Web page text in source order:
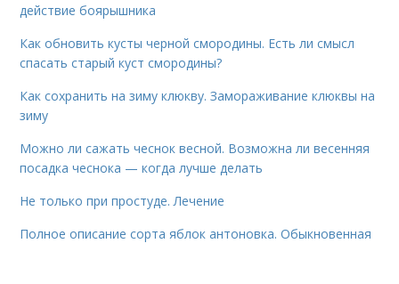
действие боярышника
Как обновить кусты черной смородины. Есть ли смысл
спасать старый куст смородины?
Как сохранить на зиму клюкву. Замораживание клюквы на
зиму
Можно ли сажать чеснок весной. Возможна ли весенняя
посадка чеснока — когда лучше делать
Не только при простуде. Лечение
Полное описание сорта яблок антоновка. Обыкновенная